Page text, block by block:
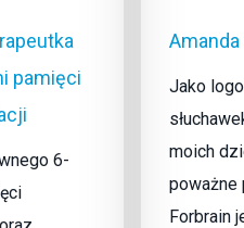
pamięci
6-
Amanda
Jako
moich
poważne
Forbrain